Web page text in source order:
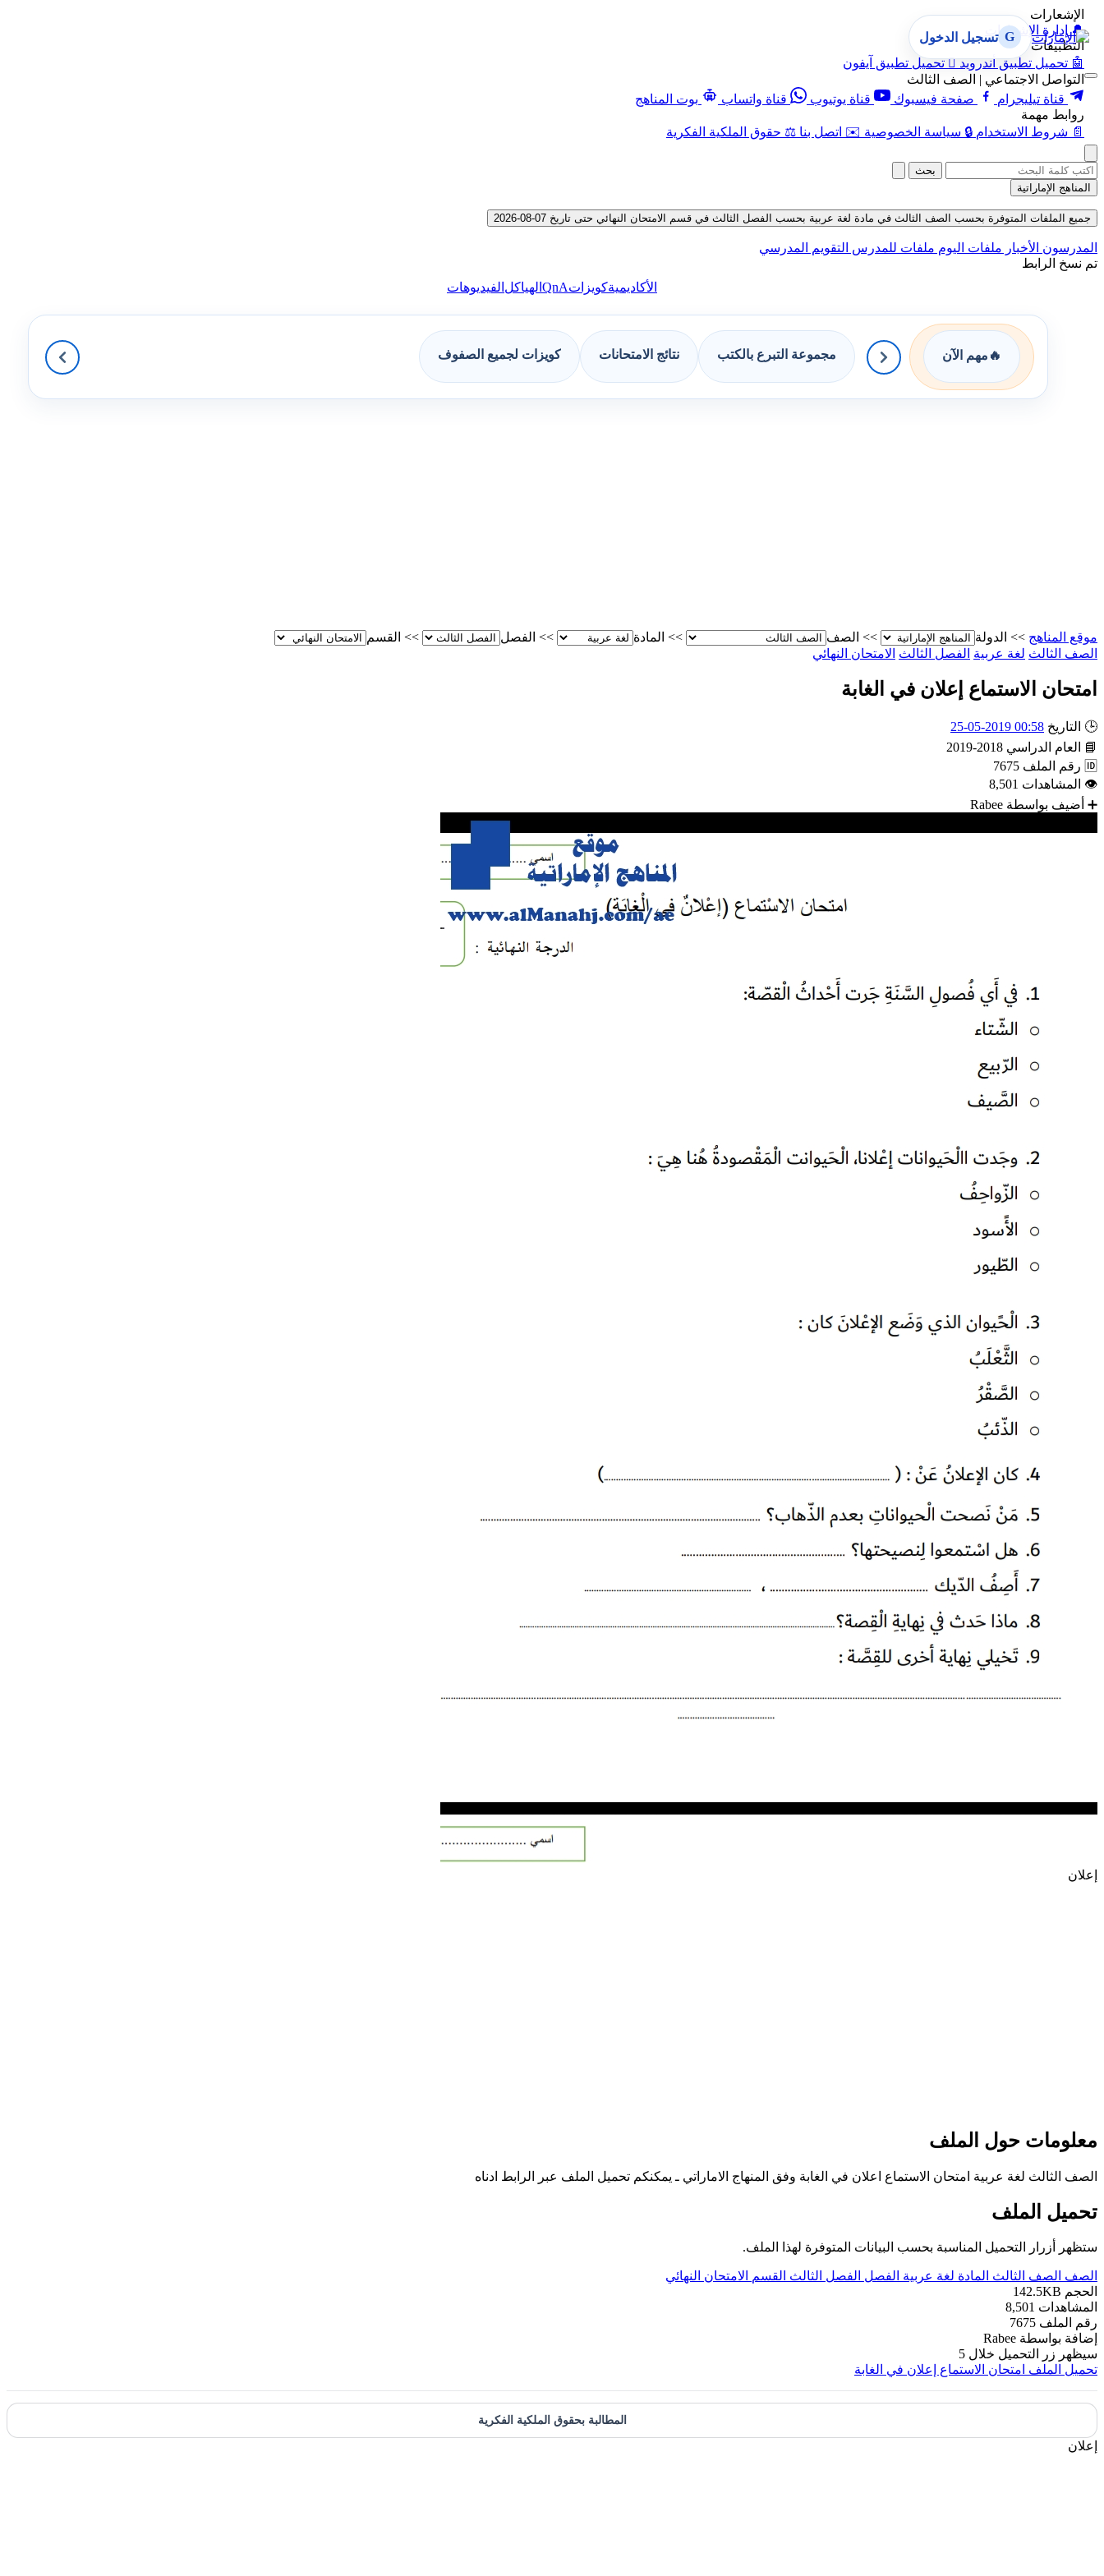
الإشعارات
🔔 إدارة الإشعارات
التطبيقات
🤖 تحميل تطبيق أندرويد  تحميل تطبيق آيفون
التواصل الاجتماعي | الصف الثالث
قناة تيليجرام
صفحة فيسبوك قناة يوتيوب قناة واتساب
بوت المناهج
روابط مهمة
📄 شروط الاستخدام 🔒 سياسة الخصوصية ✉️ اتصل بنا ⚖️ حقوق الملكية الفكرية
G تسجيل الدخول
بحث
المناهج الإماراتية
جميع الملفات المتوفرة بحسب الصف الثالث في مادة لغة عربية بحسب الفصل الثالث في قسم الامتحان النهائي حتى تاريخ 07-08-2026
المدرسون الأخبار ملفات اليوم ملفات للمدرس التقويم المدرسي
تم نسخ الرابط
الأكاديميةكويزاتQnA الهياكل الفيديوهات
🔥 مهم الآن مجموعة التبرع بالكتب نتائج الامتحانات كويزات لجميع الصفوف
موقع المناهج >> الدولة >> الصف >> المادة >> الفصل >> القسم
الصف الثالث لغة عربية الفصل الثالث الامتحان النهائي
امتحان الاستماع إعلان في الغابة
🕒 التاريخ 00:58 2019-05-25
📘
العام الدراسي 2018-2019
🆔 رقم الملف 7675
👁 المشاهدات 8,501
➕ أضيف بواسطة Rabee
إعلان
معلومات حول الملف
الصف الثالث لغة عربية امتحان الاستماع اعلان في الغابة وفق المنهاج الاماراتي ـ يمكنكم تحميل الملف عبر الرابط ادناه
تحميل الملف
ستظهر أزرار التحميل المناسبة بحسب البيانات المتوفرة لهذا الملف.
الصف الصف الثالث المادة لغة عربية الفصل الفصل الثالث القسم الامتحان النهائي
الحجم 142.5KB
المشاهدات 8,501
رقم الملف 7675
إضافة بواسطة Rabee
سيظهر زر التحميل خلال 5
تحميل الملف امتحان الاستماع إعلان في الغابة
المطالبة بحقوق الملكية الفكرية
إعلان